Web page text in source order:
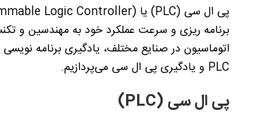
پی ال سی (PLC) یا (Logic Controller
برنامه ریزی و سرعت عملکرد خود به مهندسین و
اتوماسیون در صنایع مختلف، یادگیری برنامه نویسی
PLC و یادگیری پی ال سی می‌پردازیم.
پی ال سی (PLC
)